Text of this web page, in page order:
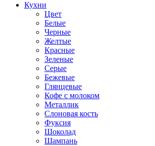
Кухни
Цвет
Белые
Черные
Желтые
Красные
Зеленые
Серые
Бежевые
Глянцевые
Кофе с молоком
Металлик
Слоновая кость
Фуксия
Шоколад
Шампань